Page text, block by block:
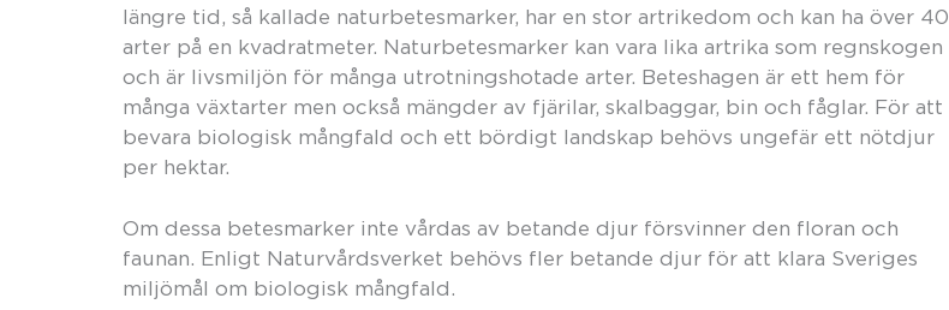
längre tid, så kallade naturbetesmarker, har en stor artrikedom och kan ha över 40
arter på en kvadratmeter. Naturbetesmarker kan vara lika artrika som regnskogen
och är livsmiljön för många utrotningshotade arter. Beteshagen är ett hem för
många växtarter men också mängder av fjärilar, skalbaggar, bin och fåglar. För att
bevara biologisk mångfald och ett bördigt landskap behövs ungefär ett nötdjur
per hektar.
Om dessa betesmarker inte vårdas av betande djur försvinner den floran och
faunan. Enligt Naturvårdsverket behövs fler betande djur för att klara Sveriges
miljömål om biologisk mångfald.